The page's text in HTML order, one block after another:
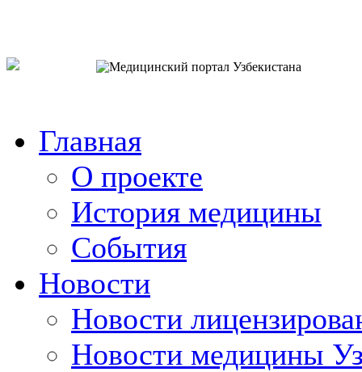
Главная
О проекте
История медицины
События
Новости
Новости
Новости медицины